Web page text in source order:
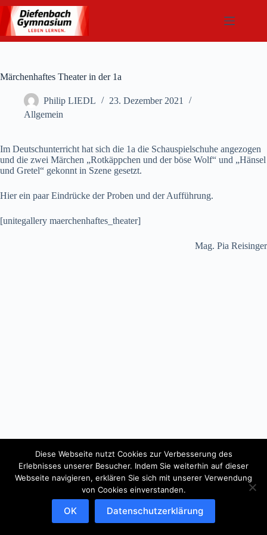
Zum
Inhalt
springen
Märchenhaftes Theater in der 1a
Philip LIEDL
23. Dezember 2021
Allgemein
Im Deutschunterricht hat sich die 1a die Schauspielschuhe angezogen
und die zwei Märchen „Rotkäppchen und der böse Wolf“ und „Hänsel
und Gretel“ gekonnt in Szene gesetzt.
Hier ein paar Eindrücke der Proben und der Aufführung.
[unitegallery maerchenhaftes_theater]
Mag. Pia Reisinger
Diese Webseite nutzt Cookies zur Verbesserung des
Erlebnisses unserer Besucher. Indem Sie weiterhin auf dieser
Webseite navigieren, erklären Sie sich mit unserer Verwendung
von Cookies einverstanden.
OK Datenschutzerklärung